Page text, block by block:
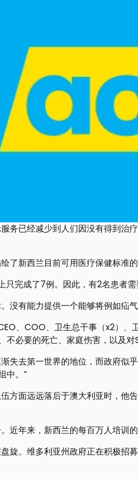
务已经减少到人们因没有得到治
新西兰目前可用医疗保健标准
完成了7例。因此，有2名患者
没有能力提供一个能够将例如疝
、COO、卫生总干事（x2）、
必要的死亡、家庭伤害，以及
失去第一世界的地位，而政府似
中。”
方面远远落后于澳大利亚时，他
近年来，新西兰的每百万人培训
旋。维多利亚州政府正在积极招